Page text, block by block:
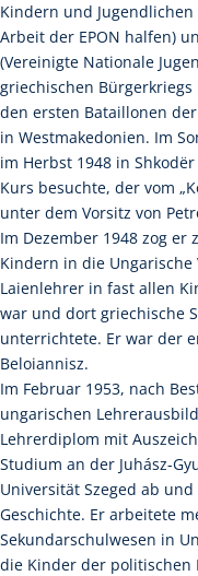
Kindern und
Arbeit der EPON halfen)
(Vereinigte Nationale
griechischen
den ersten Bataillonen
in Westmakedonien. Im
im Herbst 1948 in
Kurs besuchte, der vom
unter dem Vorsitz von
Im Dezember 1948 zog
Kindern in die
Laienlehrer in fast allen
war und dort griechische
unterrichtete. Er war der
Beloiannisz.
Im Februar 1953, nach
ungarischen
Lehrerdiplom mit
Studium an der Juhász-
Universität Szeged ab
Geschichte. Er arbeitete
Sekundarschulwesen in
die Kinder der politischen